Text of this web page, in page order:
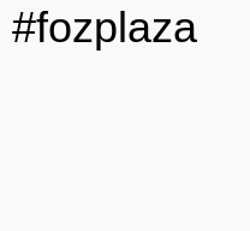
#fozplaza